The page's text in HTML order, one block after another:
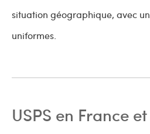
situation géographique, avec
uniformes.
USPS en France